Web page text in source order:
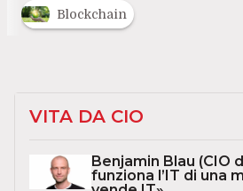
Blockchain
VITA DA CIO
Benjamin Blau (CIO
funziona l’IT di una